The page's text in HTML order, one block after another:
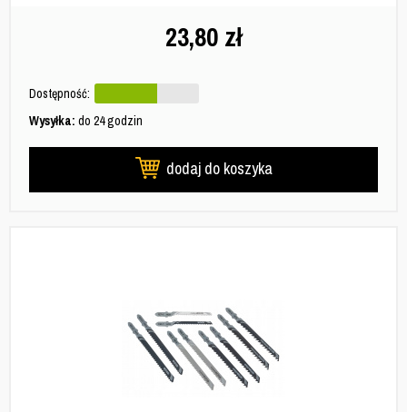
23,80 zł
Dostępność:
Wysyłka: do 24 godzin
dodaj do koszyka